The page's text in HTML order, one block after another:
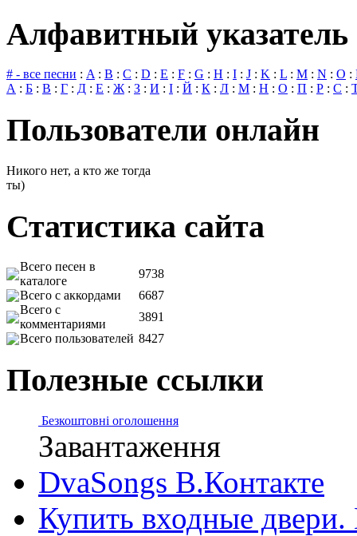
Алфавитный указатель
# - все песни : A : B : C : D : E : F : G : H : I : J : K : L : M : N : O :
А : Б : В : Г : Д : Е : Ж : З : И : І : Й : К : Л : М : Н : О : П : Р : С :
Пользователи онлайн
Никого нет, а кто же тогда
ты)
Статистика сайта
Всего песен в
каталоге
9738
Всего с аккордами
6687
Всего с
комментариями
3891
Всего пользователей 8427
Полезные ссылки
Безкоштовні оголошення
Завантаження
DvaSongs В.Контакте
Купить входные двери.